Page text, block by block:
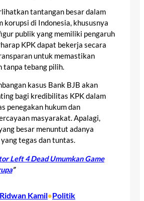
tantangan besar dalam
korupsi di Indonesia, khususnya
publik yang memiliki pengaruh
KPK dapat bekerja secara
untuk memastikan
tanpa tebang pilih.
kasus Bank BJB akan
bagi kredibilitas KPK dalam
penegakan hukum dan
masyarakat. Apalagi,
besar menuntut adanya
tegas dan tuntas.
Left 4 Dead Umumkan Game
”
Ridwan Kamil•Politik